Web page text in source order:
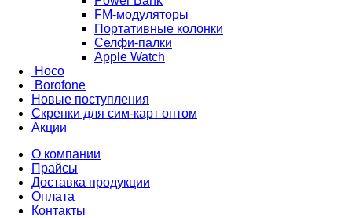
FM-модуляторы
Портативные колонки
Селфи-палки
Apple Watch
Hoco
Borofone
Новые поступления
Скрепки для сим-карт оптом
Акции
О компании
Прайсы
Доставка продукции
Оплата
Контакты